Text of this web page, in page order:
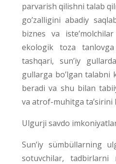
parvarish qilishni talab
go’zalligini abadiy
biznes va
ekologik toza
tashqari, sun’iy
gullarga bo’lgan talabni
beradi va shu bilan
va atrof-muhitga ta’sirini
Ulgurji savdo
Sun’iy sümbüllarning
sotuvchilar, tadbirlarni